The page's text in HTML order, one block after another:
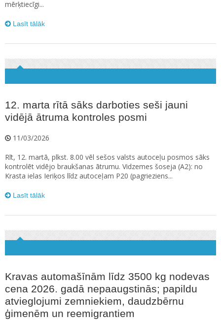
mērķtiecīgi...
Lasīt tālāk
12. marta rītā sāks darboties seši jauni
vidējā ātruma kontroles posmi
11/03/2026
Rīt, 12. martā, plkst. 8.00 vēl sešos valsts autoceļu posmos sāks
kontrolēt vidējo braukšanas ātrumu. Vidzemes šoseja (A2): no
Krasta ielas Ieriķos līdz autoceļam P20 (pagrieziens...
Lasīt tālāk
Kravas automašīnām līdz 3500 kg nodevas
cena 2026. gadā nepaaugstinās; papildu
atvieglojumi zemniekiem, daudzbērnu
ģimenēm un reemigrantiem